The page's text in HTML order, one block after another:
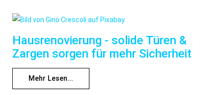
Hausrenovierung - solide Türen &
Zargen sorgen für mehr Sicherheit
Mehr Lesen...